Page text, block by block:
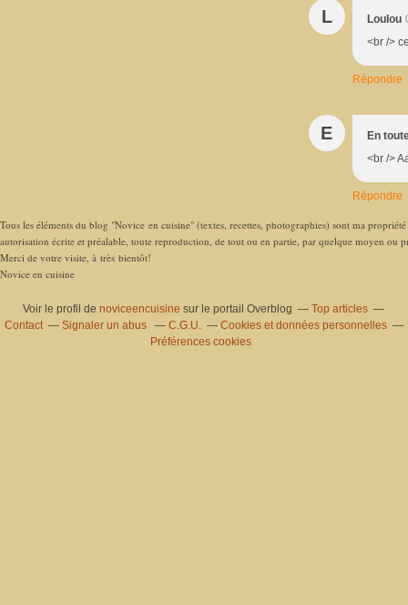
L Loulou
<br />
Répondre
E
En
<br />
Répondre
Tous les éléments du blog "Novice en cuisine" (textes, recettes, photographies) sont ma
autorisation écrite et préalable, toute reproduction, de tout ou en partie, par quelque moyen ou
Merci de votre visite, à très bientôt!
Novice en cuisine
Voir le profil denoviceencuisine sur le portail Overblog
Top articles
Contact
Signaler un abus C.G.U.
Cookies et données personnelles
Préférences cookies